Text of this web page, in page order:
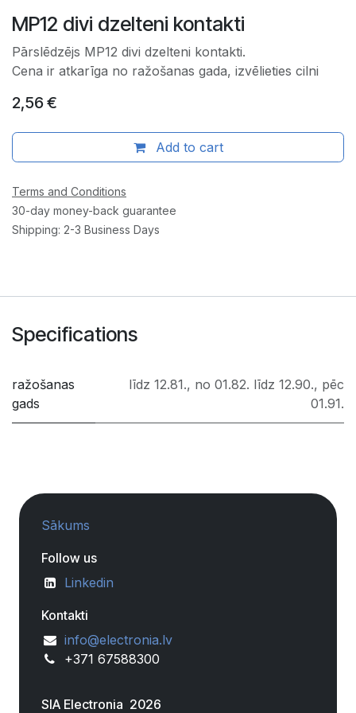
MP12 divi dzelteni kontakti
Pārslēdzējs MP12 divi dzelteni kontakti.
Cena ir atkarīga no ražošanas gada, izvēlieties cilni
2,56 €
Add to cart
Terms and Conditions
30-day money-back guarantee
Shipping: 2-3 Business Days
Specifications
ražošanas
gads
līdz 12.81., no 01.82. līdz 12.90., pēc
01.91.
Sākums
Follow us
Linkedin
Kontakti
info@electronia.lv
+371 67588300
SIA Electronia 2026